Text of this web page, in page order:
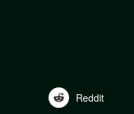
Reddit